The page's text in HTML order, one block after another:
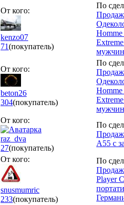
От кого:
kenzo07
71(покупатель)
По
Homme
мужчин
От кого:
beton26
304(покупатель)
По
Homme
мужчин
От кого:
raz_dva
27(покупатель)
По
A55 с
От кого:
snusmumric
233(покупатель)
По
Player